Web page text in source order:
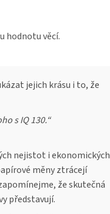
hodnotu věcí.
jejich krásu i to, že
s IQ 130.“
nejistot i ekonomických
měny ztrácejí
že skutečná
představují.